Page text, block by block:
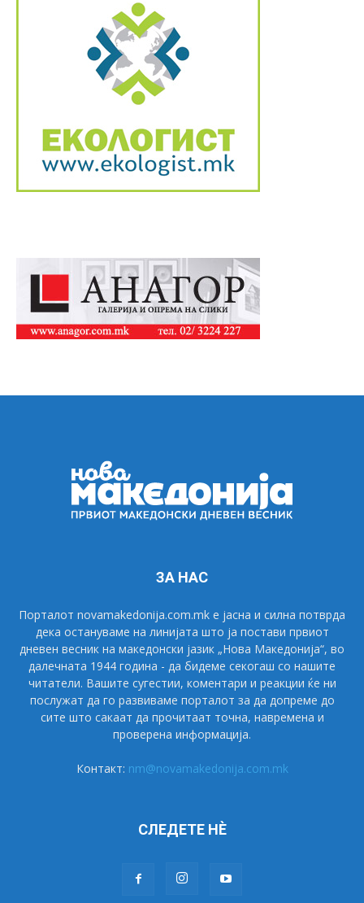
ЗА НАС
Порталот novamakedonija.com.mk е јасна и силна потврда
дека остануваме на линијата што ја постави првиот
дневен весник на македонски јазик „Нова Македонија“, во
далечната 1944 година - да бидеме секогаш со нашите
читатели. Вашите сугестии, коментари и реакции ќе ни
послужат да го развиваме порталот за да допреме до
сите што сакаат да прочитаат точна, навремена и
проверена информација.
Контакт: nm@novamakedonija.com.mk
СЛЕДЕТЕ НÈ